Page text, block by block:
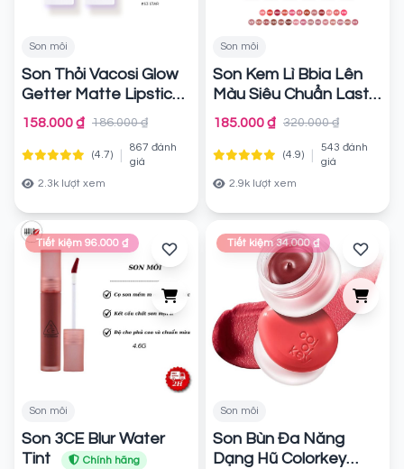
Son môi
Son Thỏi Vacosi Glow
Getter Matte Lipstick
Chính hãng
158.000 ₫ 186.000 ₫
(4.7)
867 đánh
giá
2.3k lượt xem
Son môi
Son Kem Lì Bbia Lên
Màu Siêu Chuẩn Last
Velvet Lip Tint 5g
185.000 ₫ 320.000 ₫
(4.9)
543 đánh
giá
2.9k lượt xem
Tiết kiệm 96.000 ₫
Son môi
Son 3CE Blur Water
Tint
Chính hãng
Tiết kiệm 34.000 ₫
Son môi
Son Bùn Đa Năng
Dạng Hũ Colorkey